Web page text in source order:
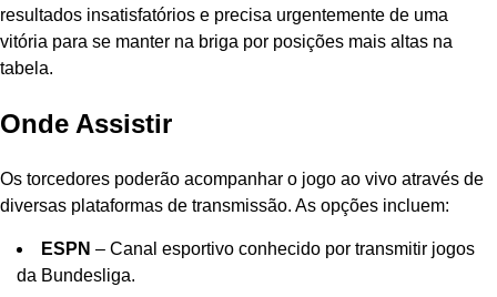
resultados insatisfatórios e precisa urgentemente de uma
vitória para se manter na briga por posições mais altas na
tabela.
Onde Assistir
Os torcedores poderão acompanhar o jogo ao vivo através de
diversas plataformas de transmissão. As opções incluem:
ESPN – Canal esportivo conhecido por transmitir jogos
da Bundesliga.